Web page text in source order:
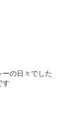
の日々でした
す